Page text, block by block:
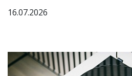
16.07.2026